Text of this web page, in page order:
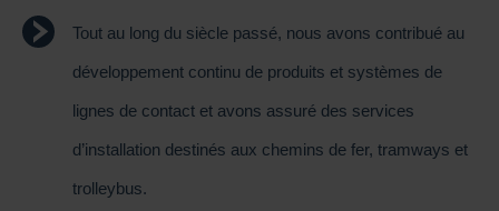
Tout au long du siècle passé, nous avons contribué au
développement continu de produits et systèmes de
lignes de contact et avons assuré des services
d’installation destinés aux chemins de fer, tramways et
trolleybus.